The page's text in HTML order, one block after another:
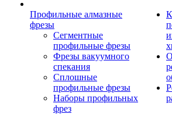
Профильные алмазные
фрезы
Сегментные
профильные фрезы
Фрезы вакуумного
спекания
Сплошные
профильные фрезы
Наборы профильных
фрез